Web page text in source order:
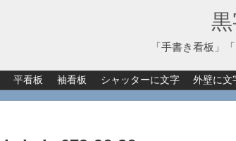
「手書き看板」
平看板 袖看板 シャッターに文字 外壁に文